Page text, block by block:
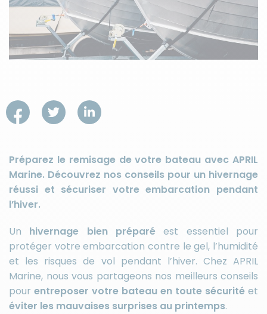
Préparez le remisage de votre bateau avec APRIL
Marine. Découvrez nos conseils pour un hivernage
réussi et sécuriser votre embarcation pendant
l’hiver.
Un hivernage bien préparé est essentiel pour
protéger votre embarcation contre le gel, l’humidité
et les risques de vol pendant l’hiver. Chez APRIL
Marine, nous vous partageons nos meilleurs conseils
pour entreposer votre bateau en toute sécurité et
éviter les mauvaises surprises au printemps.